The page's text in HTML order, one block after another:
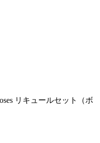
リキュールセット（ボ